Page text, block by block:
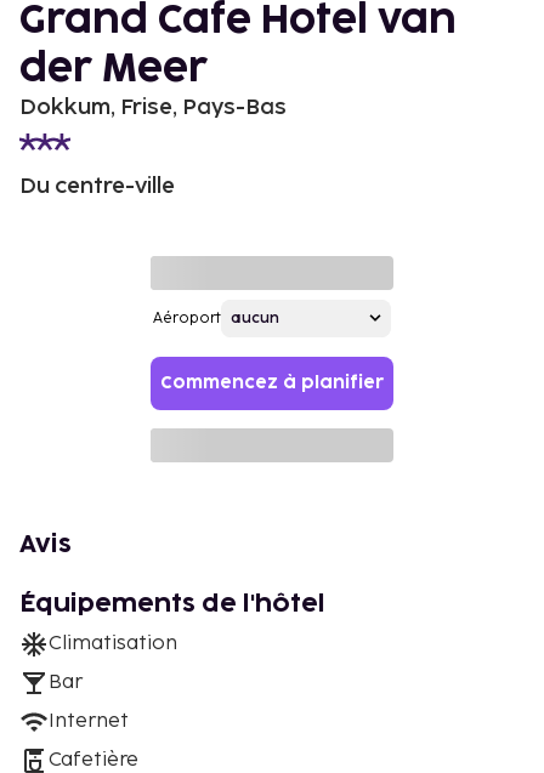
Grand Cafe Hotel van
der Meer
Dokkum, Frise, Pays-Bas
Du centre-ville
Aéroport
Commencez à planifier
Avis
Équipements de l'hôtel
Climatisation
Bar
Internet
Cafetière